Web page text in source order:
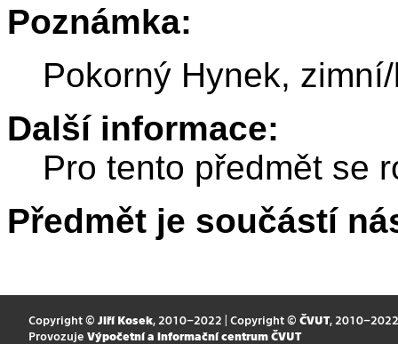
Poznámka:
Pokorný Hynek,
Další informace:
Pro tento předmět se
Předmět je součástí
Copyright © Jiří Kosek, 2010–2022 | Copyright © ČVUT, 2010–2022
Provozuje Výpočetní a informační centrum ČVUT